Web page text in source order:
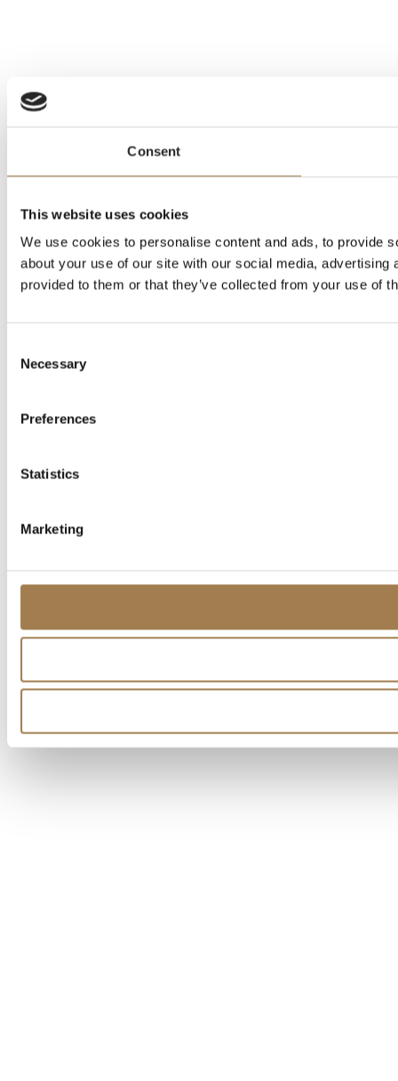
Consent
This website uses cookies
We use cookies to personalise content and ads, to provide
about your use of our site with our social media,
provided to them or that they’ve collected from your use of
Selection
Necessary
Preferences
Statistics
Marketing